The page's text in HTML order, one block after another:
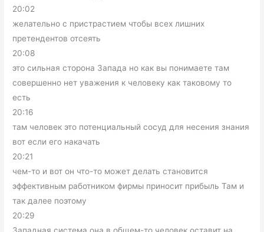
20:02
желательно с пристрастием чтобы всех лишних
претендентов отсеять
20:08
это сильная сторона Запада но как вы понимаете там
совершенно нет уважения к человеку как таковому то
есть
20:16
там человек это потенциальный сосуд для несения знания
вот если его накачать
20:21
чем-то и вот он что-то может делать становится
эффективным работником фирмы приносит прибыль Там и
так далее поэтому
20:29